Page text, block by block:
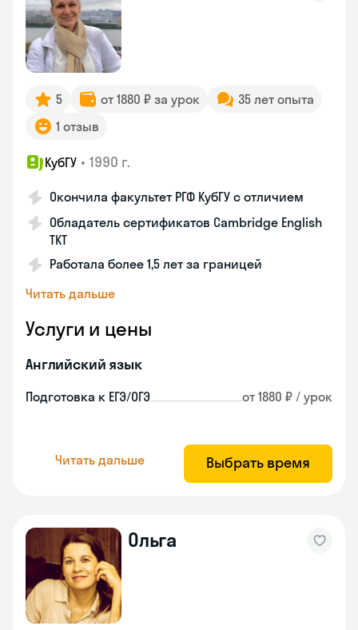
5 от 1880 ₽ за урок
35 лет опыта
1 отзыв
КубГУ • 1990 г.
Окончила факультет РГФ КубГУ с отличием
Обладатель сертификатов Cambridge English
TKT
Работала более 1,5 лет за границей
Читать дальше
Услуги и цены
Английский язык
Подготовка к ЕГЭ/ОГЭ от 1880 ₽ / урок
Читать дальше Выбрать время
Ольга